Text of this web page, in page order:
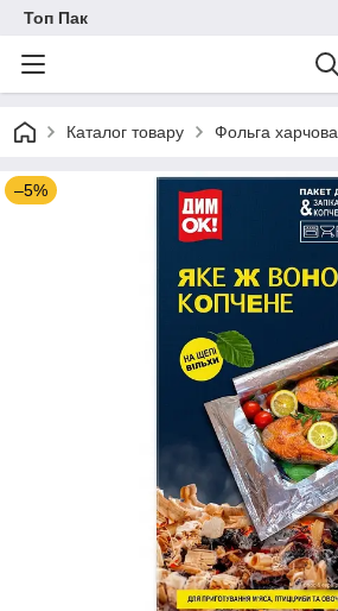
Топ Пак
Каталог товару Фольга харчова
–5%